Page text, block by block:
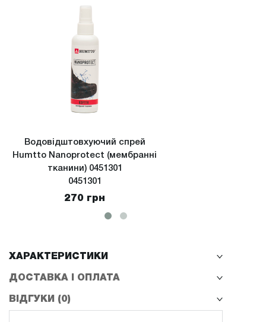
Водовідштовхуючий спрей
Humtto Nanoprotect (мембранні
тканини) 0451301
0451301
270 грн
ХАРАКТЕРИСТИКИ
ДОСТАВКА І ОПЛАТА
ВІДГУКИ (0)